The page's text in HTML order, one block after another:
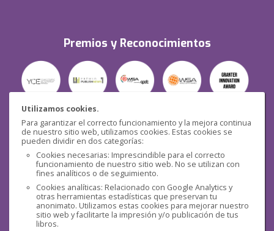
Utilizamos cookies.
Para garantizar el correcto funcionamiento y la mejora continua
de nuestro sitio web, utilizamos cookies. Estas cookies se
pueden dividir en dos categorías:
Cookies necesarias: Imprescindible para el correcto
funcionamiento de nuestro sitio web. No se utilizan con
fines analíticos o de seguimiento.
Cookies analíticas: Relacionado con Google Analytics y
otras herramientas estadísticas que preservan tu
anonimato. Utilizamos estas cookies para mejorar nuestro
sitio web y facilitarte la impresión y/o publicación de tus
libros.
Premios y Reconocimientos
Seguridad
Redes sociales